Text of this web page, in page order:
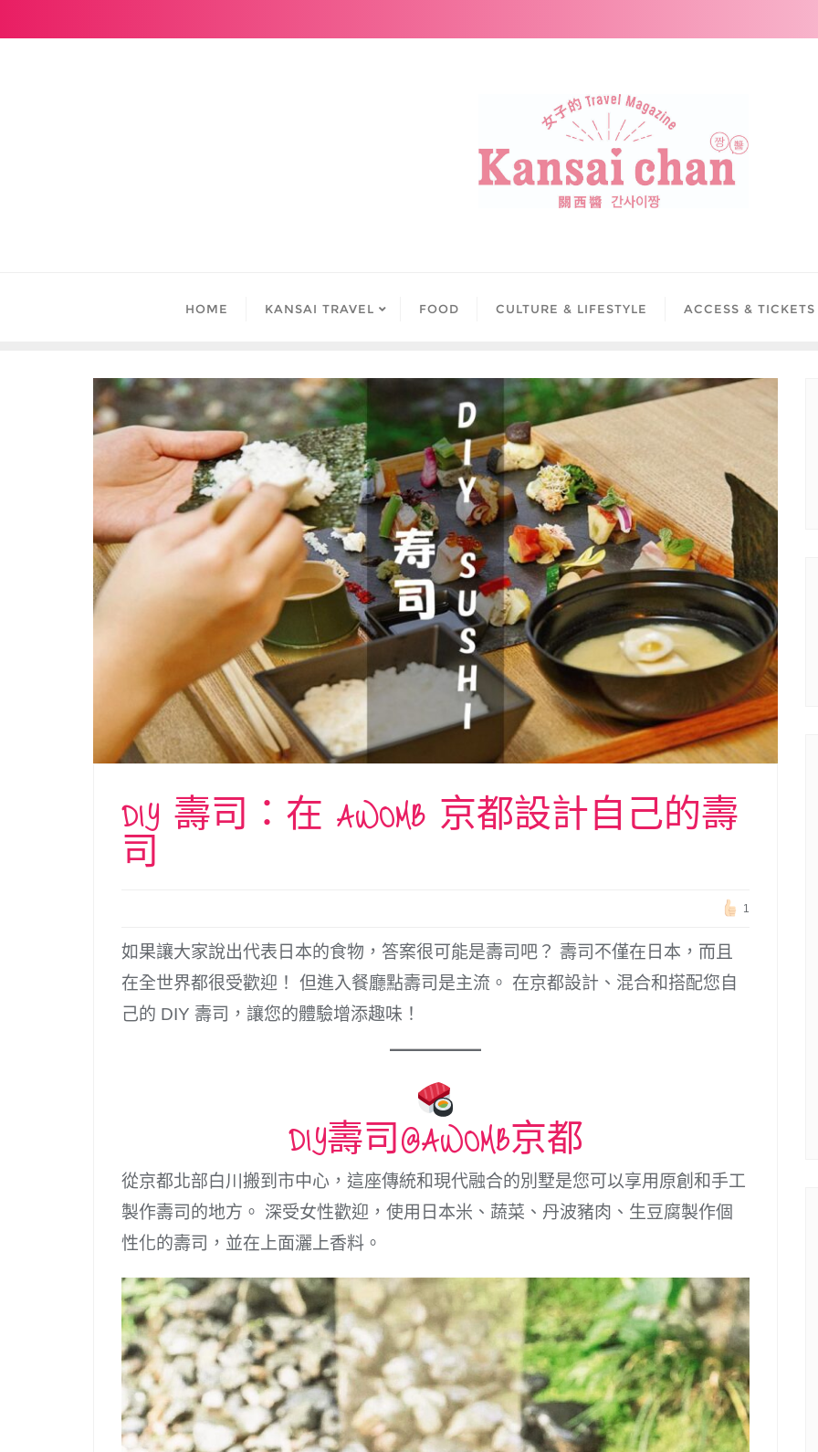
HOME KANSAI TRAVEL FOOD CULTURE & LIFESTYLE ACCESS & TICKETS
DIY 壽司：在 AWOMB 京都設計自己的壽
司
1
如果讓大家說出代表日本的食物，答案很可能是壽司吧？ 壽司不僅在日本，而且
在全世界都很受歡迎！ 但進入餐廳點壽司是主流。 在京都設計、混合和搭配您自
己的 DIY 壽司，讓您的體驗增添趣味！
DIY壽司@AWOMB京都
從京都北部白川搬到市中心，這座傳統和現代融合的別墅是您可以享用原創和手工
製作壽司的地方。 深受女性歡迎，使用日本米、蔬菜、丹波豬肉、生豆腐製作個
性化的壽司，並在上面灑上香料。